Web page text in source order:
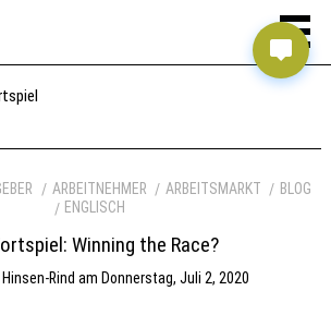
ARBEITNEHMER ARBEITSMARKT
BLOG
ENGLISCH
Winning the Race?
Rind am Donnerstag, Juli 2, 2020